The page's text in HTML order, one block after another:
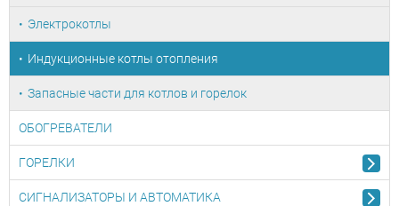
Электрокотлы
Индукционные котлы отопления
Запасные части для котлов и горелок
ОБОГРЕВАТЕЛИ
ГОРЕЛКИ
СИГНАЛИЗАТОРЫ И АВТОМАТИКА